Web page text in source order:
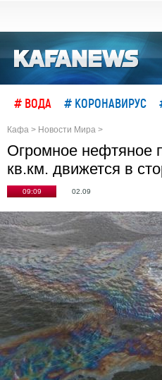
# ВОДА # КОРОНАВИРУС
Кафа > Новости Мира >
Огромное нефтяное
кв.км. движется в
09:09 02.09